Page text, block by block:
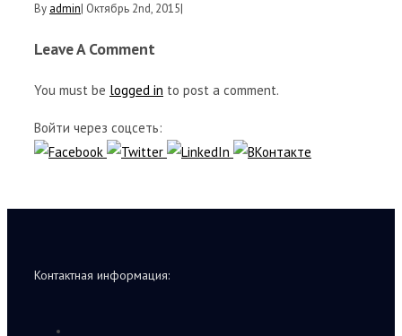
By admin| Октябрь 2nd, 2015|
Leave A Comment
You must be logged in to post a comment.
Войти через соцсеть:
Контактная информация: